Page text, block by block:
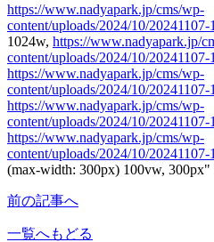
https://www.nadyapark.jp/cms/wp-
content/uploads/2024/10/
1024w, https://www.nadyapark.jp/
content/uploads/2024/10/
https://www.nadyapark.jp/cms/wp-
content/uploads/2024/10/
https://www.nadyapark.jp/cms/wp-
content/uploads/2024/10/
https://www.nadyapark.jp/cms/wp-
content/uploads/2024/10/
(max-width: 300px) 100vw, 300px"
前の記事へ
一覧へもどる